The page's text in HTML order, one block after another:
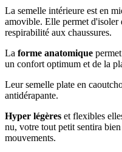
La semelle intérieure est en
amovible. Elle permet
respirabilité aux chaussures.
La forme anatomique
un confort optimum et de la
Leur semelle plate en
antidérapante.
Hyper légères et flexibles
nu, votre tout petit sentira
mouvements.